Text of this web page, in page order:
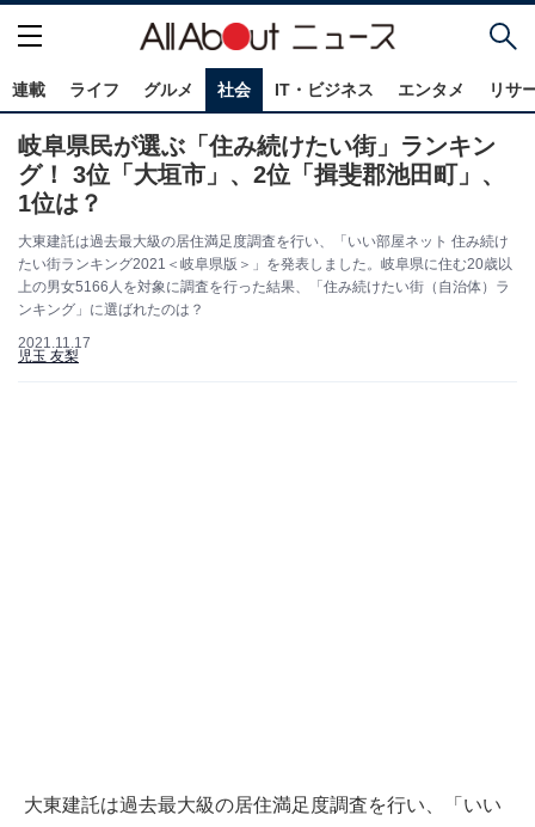
連載 ライフ グルメ 社会 IT・ビジネス エンタメ リサ
岐阜県民が選ぶ「住み続けたい街」ランキン
グ！ 3位「大垣市」、2位「揖斐郡池田町」、
1位は？
大東建託は過去最大級の居住満足度調査を行い、「いい部屋ネット 住み続け
たい街ランキング2021＜岐阜県版＞」を発表しました。岐阜県に住む20歳以
上の男女5166人を対象に調査を行った結果、「住み続けたい街（自治体）ラ
ンキング」に選ばれたのは？
2021.11.17
児玉 友梨
大東建託は過去最大級の居住満足度調査を行い、「いい